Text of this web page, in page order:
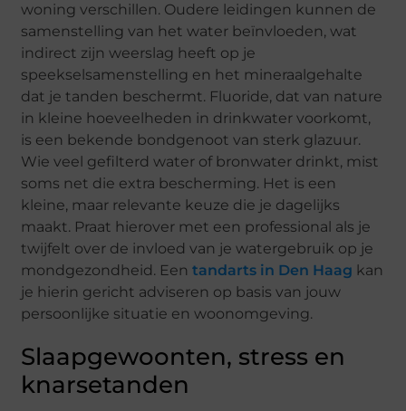
woning verschillen. Oudere leidingen kunnen de
samenstelling van het water beïnvloeden, wat
indirect zijn weerslag heeft op je
speekselsamenstelling en het mineraalgehalte
dat je tanden beschermt. Fluoride, dat van nature
in kleine hoeveelheden in drinkwater voorkomt,
is een bekende bondgenoot van sterk glazuur.
Wie veel gefilterd water of bronwater drinkt, mist
soms net die extra bescherming. Het is een
kleine, maar relevante keuze die je dagelijks
maakt. Praat hierover met een professional als je
twijfelt over de invloed van je watergebruik op je
mondgezondheid. Eentandarts in Den Haag kan
je hierin gericht adviseren op basis van jouw
persoonlijke situatie en woonomgeving.
Slaapgewoonten, stress en
knarsetanden